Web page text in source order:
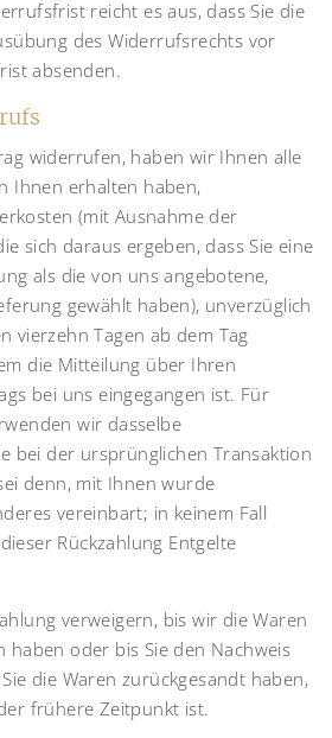
reicht es aus, dass Sie die
des Widerrufsrechts vor
absenden.
widerrufen, haben wir Ihnen alle
Ihnen erhalten haben,
(mit Ausnahme der
sich daraus ergeben, dass Sie eine
als die von uns angebotene,
gewählt haben), unverzüglich
vierzehn Tagen ab dem Tag
die Mitteilung über Ihren
bei uns eingegangen ist. Für
wir dasselbe
bei der ursprünglichen Transaktion
denn, mit Ihnen wurde
vereinbart; in keinem Fall
Rückzahlung Entgelte
verweigern, bis wir die Waren
haben oder bis Sie den Nachweis
die Waren zurückgesandt haben,
frühere Zeitpunkt ist.